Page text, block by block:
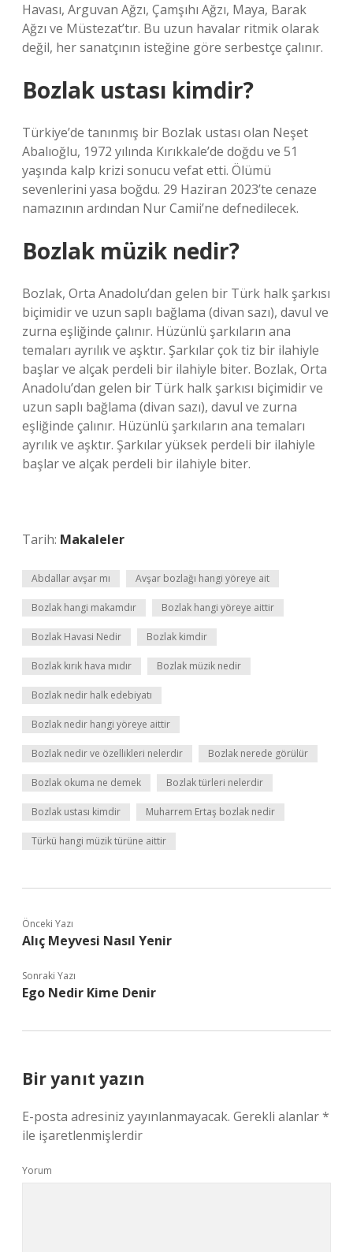
Havası, Arguvan Ağzı, Çamşıhı Ağzı, Maya, Barak
Ağzı ve Müstezat’tır. Bu uzun havalar ritmik olarak
değil, her sanatçının isteğine göre serbestçe çalınır.
Bozlak ustası kimdir?
Türkiye’de tanınmış bir Bozlak ustası olan Neşet
Abalıoğlu, 1972 yılında Kırıkkale’de doğdu ve 51
yaşında kalp krizi sonucu vefat etti. Ölümü
sevenlerini yasa boğdu. 29 Haziran 2023’te cenaze
namazının ardından Nur Camii’ne defnedilecek.
Bozlak müzik nedir?
Bozlak, Orta Anadolu’dan gelen bir Türk halk şarkısı
biçimidir ve uzun saplı bağlama (divan sazı), davul ve
zurna eşliğinde çalınır. Hüzünlü şarkıların ana
temaları ayrılık ve aşktır. Şarkılar çok tiz bir ilahiyle
başlar ve alçak perdeli bir ilahiyle biter. Bozlak, Orta
Anadolu’dan gelen bir Türk halk şarkısı biçimidir ve
uzun saplı bağlama (divan sazı), davul ve zurna
eşliğinde çalınır. Hüzünlü şarkıların ana temaları
ayrılık ve aşktır. Şarkılar yüksek perdeli bir ilahiyle
başlar ve alçak perdeli bir ilahiyle biter.
Tarih: Makaleler
Abdallar avşar mı Avşar bozlağı hangi yöreye ait
Bozlak hangi makamdır Bozlak hangi yöreye aittir
Bozlak Havasi Nedir Bozlak kimdir
Bozlak kırık hava mıdır Bozlak müzik nedir
Bozlak nedir halk edebiyatı
Bozlak nedir hangi yöreye aittir
Bozlak nedir ve özellikleri nelerdir Bozlak nerede görülür
Bozlak okuma ne demek Bozlak türleri nelerdir
Bozlak ustası kimdir Muharrem Ertaş bozlak nedir
Türkü hangi müzik türüne aittir
Önceki Yazı
Alıç Meyvesi Nasıl Yenir
Sonraki Yazı
Ego Nedir Kime Denir
Bir yanıt yazın
E-posta adresiniz yayınlanmayacak. Gerekli alanlar*
ile işaretlenmişlerdir
Yorum